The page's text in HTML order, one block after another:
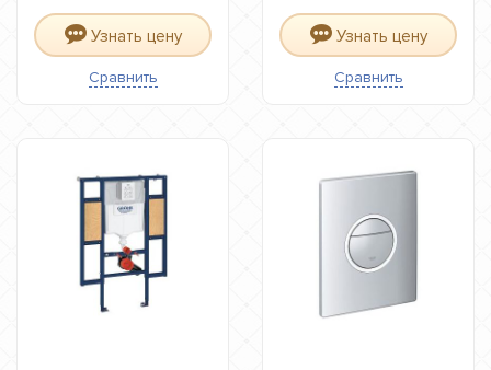
Узнать цену
Сравнить
Узнать цену
Сравнить